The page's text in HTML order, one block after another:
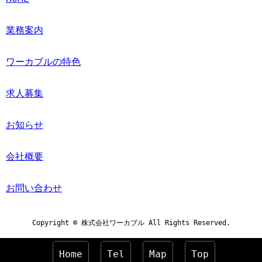
業務案内
ワーカブルの特色
求人募集
お知らせ
会社概要
お問い合わせ
Copyright © 株式会社ワーカブル All Rights Reserved.
Home Tel Map Top